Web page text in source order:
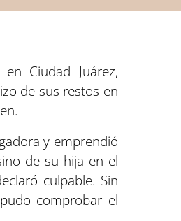
Ciudad Juárez,
de sus restos en
y emprendió
de su hija en el
culpable. Sin
comprobar el